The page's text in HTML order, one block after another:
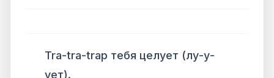
Tra-tra-trap тебя целует (лу-у-
ует).